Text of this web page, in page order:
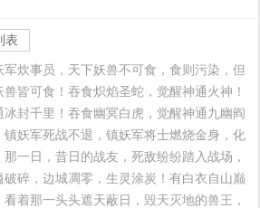
表
炊事员，天下妖兽不可食，食则污染，但
皆可食！吞食炽焰圣蛇，觉醒神通火神！
封千里！吞食幽冥白虎，觉醒神通九幽阎
妖军死战不退，镇妖军将士燃烧金身，化
一日，昔日的战友，死敌纷纷踏入战场，
碎，边城凋零，生灵涂炭！有白衣自山巅
着那一头头遮天蔽日，毁天灭地的兽王，